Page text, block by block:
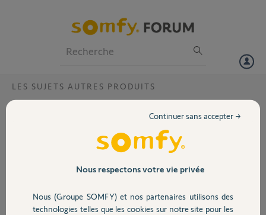
Volet
Sécurité
LES SUJETS AUTRES PRODUITS
luminaire de store banne
Bonjour, ma cliente a un store banne commandé par télécommande
rds 5 canneaux. Elle commande le moteur avec un bouton et le ruban
led avec un autre. Sauf que le ruban led ne s'éteint plus. Est ce que
c'est un problème du produit ou juste la télécommande à
Merci,
Nous respectons votre vie privée
Nous (Groupe SOMFY) et nos partenaires utilisons des
technologies telles que les cookies sur notre site pour les
Continuer sans accepter →